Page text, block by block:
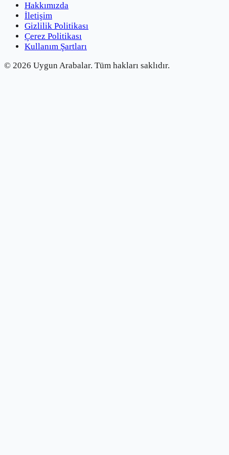
Hakkımızda
İletişim
Gizlilik Politikası
Çerez Politikası
Kullanım Şartları
© 2026 Uygun Arabalar. Tüm hakları saklıdır.